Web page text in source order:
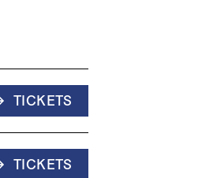
TICKETS
TICKETS